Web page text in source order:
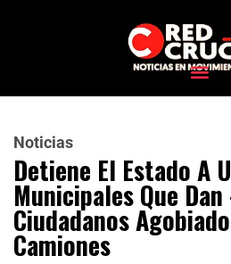
Noticias
Detiene El Estado A
Municipales Que
Ciudadanos
Camiones